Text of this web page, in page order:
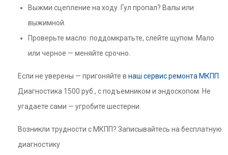
Выжми сцепление на ходу. Гул пропал? Валы или
выжимной.
Проверьте масло: поддомкратьте, слейте щупом. Мало
или черное — меняйте срочно.
Если не уверены — пригоняйте в наш сервис ремонта МКПП
Диагностика 1500 руб., с подъемником и эндоскопом. Не
угадаете сами — угробите шестерни.
Возникли трудности с МКПП? Записывайтесь на бесплатную
диагностику